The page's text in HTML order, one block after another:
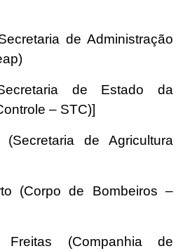
de Administração
de Estado da
– STC)]
de Agricultura
(Corpo de Bombeiros –
Freitas (Companhia de